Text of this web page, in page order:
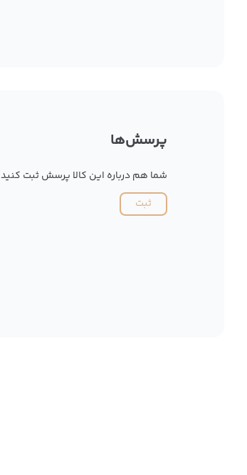
پرسش‌ها
شما هم درباره این کالا پرسش ثبت کنید
ثبت